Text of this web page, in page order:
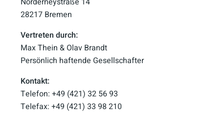
28217 Bremen
Vertreten durch:
Max Thein & Olav Brandt
Persönlich haftende Gesellschafter
Kontakt:
Telefon: +49 (421) 32 56 93
Telefax: +49 (421) 33 98 210